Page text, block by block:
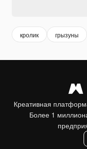
кролик грызуны
Креативная
Более 1